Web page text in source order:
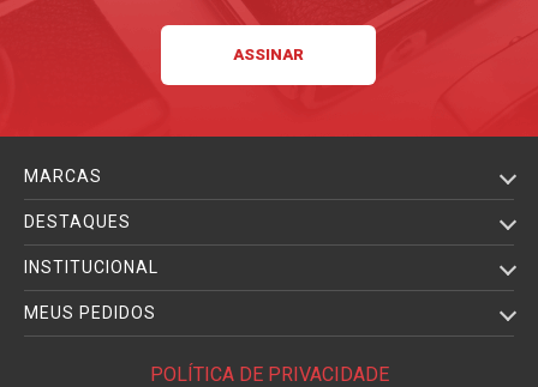
MARCAS
DESTAQUES
INSTITUCIONAL
MEUS PEDIDOS
POLÍTICA DE PRIVACIDADE